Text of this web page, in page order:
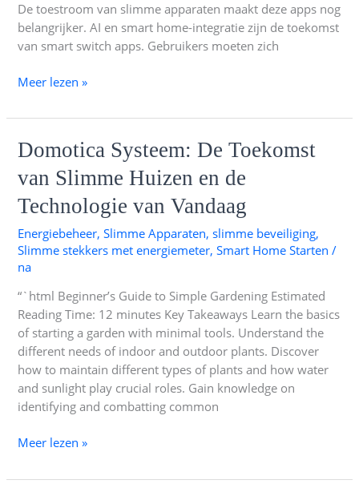
De toestroom van slimme apparaten maakt deze apps nog
belangrijker. AI en smart home-integratie zijn de toekomst
van smart switch apps. Gebruikers moeten zich
Meer lezen »
Domotica Systeem: De Toekomst
van Slimme Huizen en de
Technologie van Vandaag
Energiebeheer,Slimme Apparaten,slimme beveiliging,
Slimme stekkers met energiemeter,Smart Home Starten /
na
“`html Beginner’s Guide to Simple Gardening Estimated
Reading Time: 12 minutes Key Takeaways Learn the basics
of starting a garden with minimal tools. Understand the
different needs of indoor and outdoor plants. Discover
how to maintain different types of plants and how water
and sunlight play crucial roles. Gain knowledge on
identifying and combatting common
Domotica
De
Toekomst
van
Slimme
Huizen
en
de
Technologie
van
Vandaag
Meer lezen »